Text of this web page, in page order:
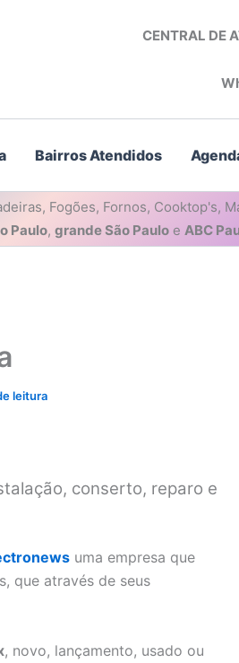
CENTRAL DE
Bairros Atendidos
Fogões, Fornos, Cooktop's,
Paulo, grande São Pauloe ABC
leitura
conserto, reparo e
uma empresa que
que através de seus
, novo, lançamento, usado ou